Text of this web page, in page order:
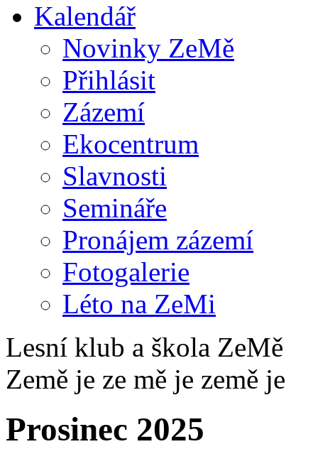
Kalendář
Novinky ZeMě
Přihlásit
Zázemí
Ekocentrum
Slavnosti
Semináře
Pronájem zázemí
Fotogalerie
Léto na ZeMi
Lesní klub a škola ZeMě
Země je ze mě je země je
Prosinec 2025